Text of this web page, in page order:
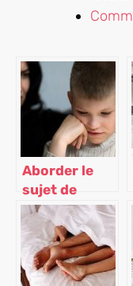
Aborder le
sujet de
sexualité
avec vos
ados